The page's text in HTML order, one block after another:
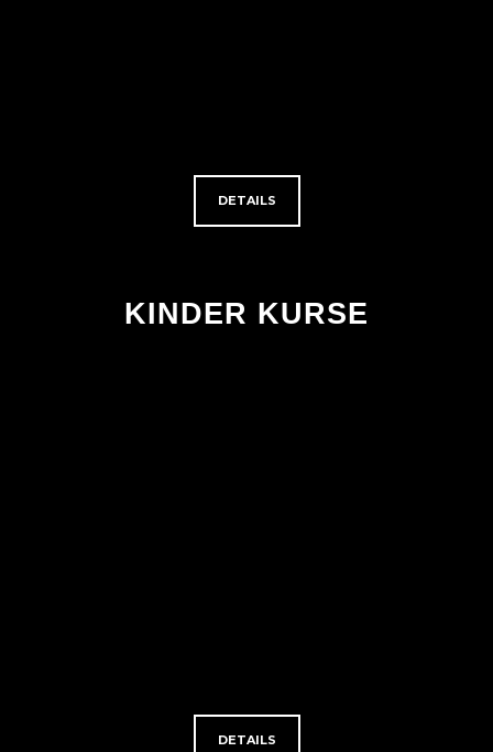
DETAILS
KINDER KURSE
DETAILS